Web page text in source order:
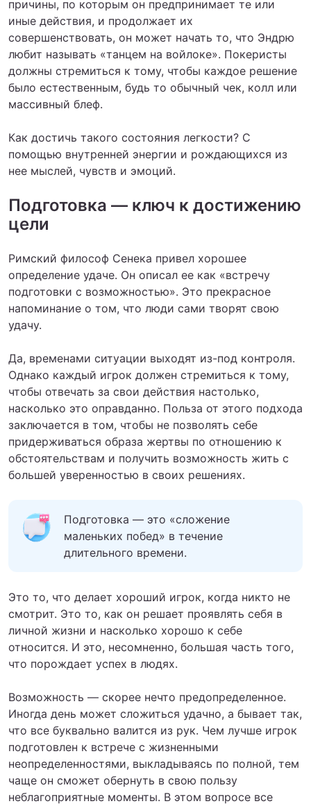
причины, по которым он предпринимает те или
иные действия, и продолжает их
совершенствовать, он может начать то, что Эндрю
любит называть «танцем на войлоке». Покеристы
должны стремиться к тому, чтобы каждое решение
было естественным, будь то обычный чек, колл или
массивный блеф.
Как достичь такого состояния легкости? С
помощью внутренней энергии и рождающихся из
нее мыслей, чувств и эмоций.
Подготовка — ключ к достижению
цели
Римский философ Сенека привел хорошее
определение удаче. Он описал ее как «встречу
подготовки с возможностью». Это прекрасное
напоминание о том, что люди сами творят свою
удачу.
Да, временами ситуации выходят из-под контроля.
Однако каждый игрок должен стремиться к тому,
чтобы отвечать за свои действия настолько,
насколько это оправданно. Польза от этого подхода
заключается в том, чтобы не позволять себе
придерживаться образа жертвы по отношению к
обстоятельствам и получить возможность жить с
большей уверенностью в своих решениях.
Подготовка — это «сложение
маленьких побед» в течение
длительного времени.
Это то, что делает хороший игрок, когда никто не
смотрит. Это то, как он решает проявлять себя в
личной жизни и насколько хорошо к себе
относится. И это, несомненно, большая часть того,
что порождает успех в людях.
Возможность — скорее нечто предопределенное.
Иногда день может сложиться удачно, а бывает так,
что все буквально валится из рук. Чем лучше игрок
подготовлен к встрече с жизненными
неопределенностями, выкладываясь по полной, тем
чаще он сможет обернуть в свою пользу
неблагоприятные моменты. В этом вопросе все